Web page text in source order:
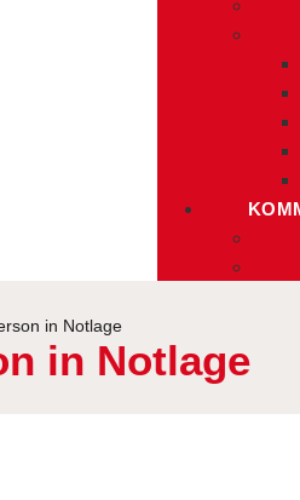
in Notlage
in Notlage